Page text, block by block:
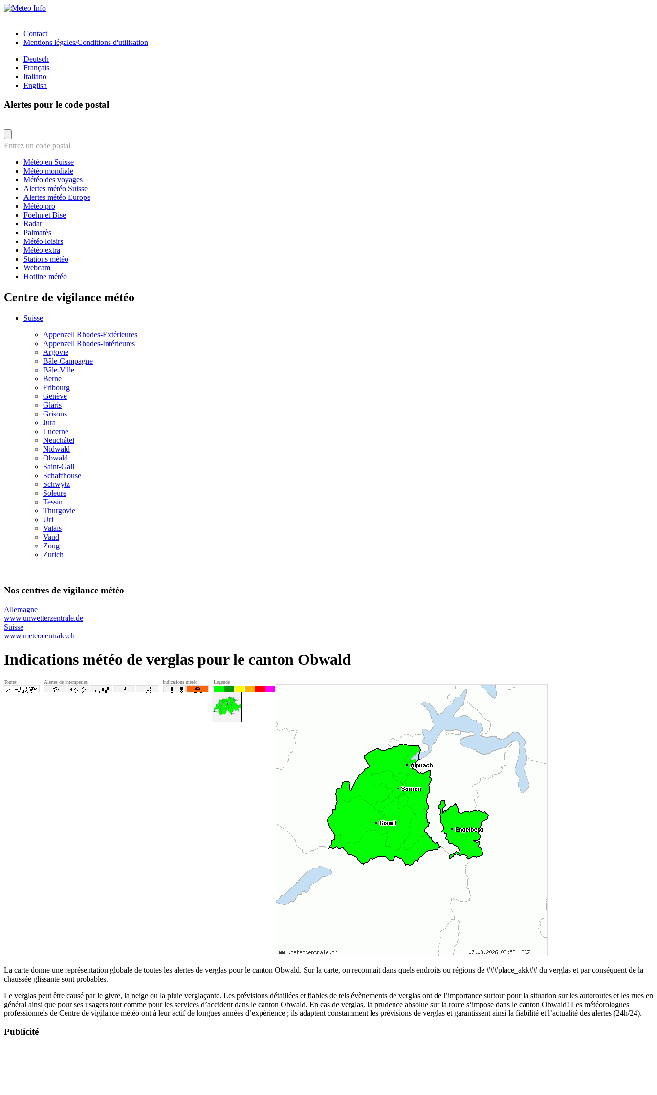
Contact
Mentions légales/Conditions d'utilisation
Deutsch
Français
Italiano
English
Alertes pour le code postal
Entrez un code postal
Météo en Suisse
Météo mondiale
Météo des voyages
Alertes météo Suisse
Alertes météo Europe
Météo pro
Foehn et Bise
Radar
Palmarès
Météo loisirs
Météo extra
Stations météo
Webcam
Hotline météo
Centre de vigilance météo
Suisse
Appenzell Rhodes-Extérieures
Appenzell Rhodes-Intérieures
Argovie
Bâle-Campagne
Bâle-Ville
Berne
Fribourg
Genève
Glaris
Grisons
Jura
Lucerne
Neuchâtel
Nidwald
Obwald
Saint-Gall
Schaffhouse
Schwytz
Soleure
Tessin
Thurgovie
Uri
Valais
Vaud
Zoug
Zurich
Nos centres de vigilance météo
Allemagne
www.unwetterzentrale.de
Suisse
www.meteocentrale.ch
Indications météo de verglas pour le canton Obwald
Toutes Alertes de intempéries Indications météo Légende
La carte donne une représentation globale de toutes les alertes de verglas pour le canton Obwald. Sur la carte, on reconnait dans quels endroits ou régions de ###place_akk## du verglas et par conséquent de la
chaussée glissante sont probables.
Le verglas peut être causé par le givre, la neige ou la pluie verglaçante. Les prévisions détaillées et fiables de tels évènements de verglas ont de l’importance surtout pour la situation sur les autoroutes et les rues en
général ainsi que pour ses usagers tout comme pour les services d’accident dans le canton Obwald. En cas de verglas, la prudence absolue sur la route s‘impose dans le canton Obwald! Les météorologues
professionnels de Centre de vigilance météo ont à leur actif de longues années d’expérience ; ils adaptent constamment les prévisions de verglas et garantissent ainsi la fiabilité et l’actualité des alertes (24h/24).
Publicité